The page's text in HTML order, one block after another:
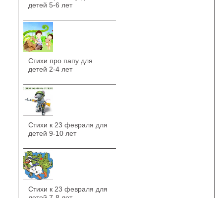
детей 5-6 лет
Стихи про папу для
детей 2-4 лет
Стихи к 23 февраля для
детей 9-10 лет
Стихи к 23 февраля для